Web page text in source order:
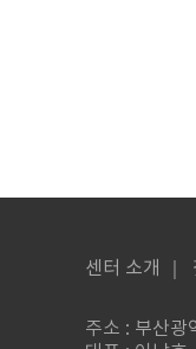
센터 소개
주소 : 부산